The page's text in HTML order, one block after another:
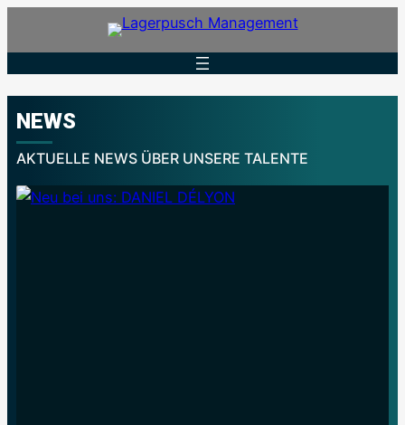
NEWS
AKTUELLE NEWS ÜBER UNSERE TALENTE